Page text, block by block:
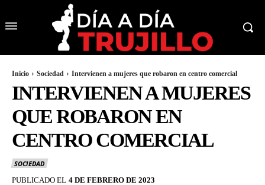
Inicio Sociedad Intervienen a mujeres que robaron en centro comercial
INTERVIENEN A MUJERES
QUE ROBARON EN
CENTRO COMERCIAL
SOCIEDAD
PUBLICADO EL 4 DE FEBRERO DE 2023